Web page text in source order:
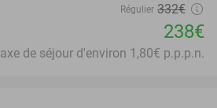
Régulier 332€
238€
de séjour d'environ 1,80€ p.p.p.n.